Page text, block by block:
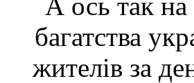
багатства
жителів за